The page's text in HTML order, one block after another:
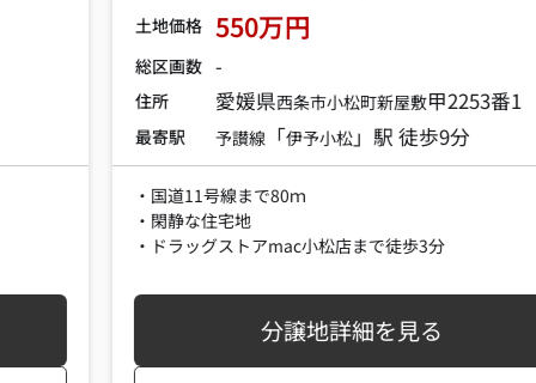
550万円
-
愛媛県 西条市小松町新屋敷甲2253番1
予讃線「 伊予小松 」駅 徒歩9分
・国道11号線まで80ｍ
・閑静な住宅地
・ドラッグストアmac小松店まで徒歩3分
分譲地詳細を見る